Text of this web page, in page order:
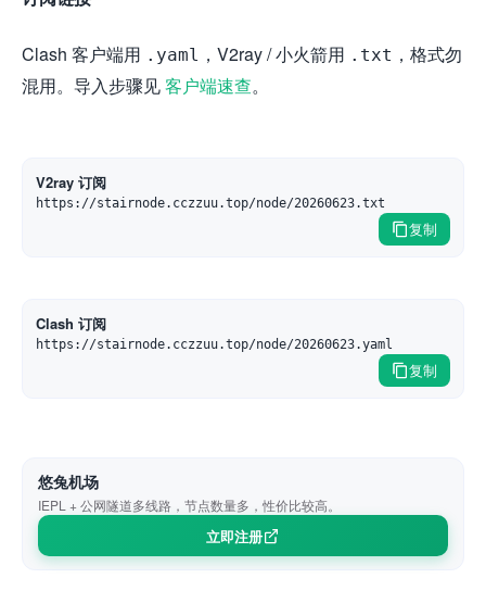
Clash 客户端用 .yaml ，V2ray / 小火箭用 .txt ，格式勿
混用。导入步骤见客户端速查。
V2ray 订阅
https://stairnode.cczzuu.top/node/20260623.txt
复制
Clash 订阅
https://stairnode.cczzuu.top/node/20260623.yaml
复制
悠兔机场
IEPL + 公网隧道多线路，节点数量多，性价比较高。
立即注册